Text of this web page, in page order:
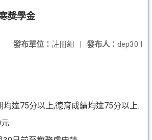
獎學金
發布人： dep301
發布單位： 註冊組 |
均達75分以上,德育成績均達75分以上.